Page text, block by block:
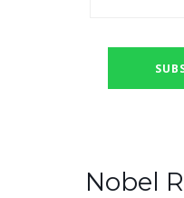
Nobel